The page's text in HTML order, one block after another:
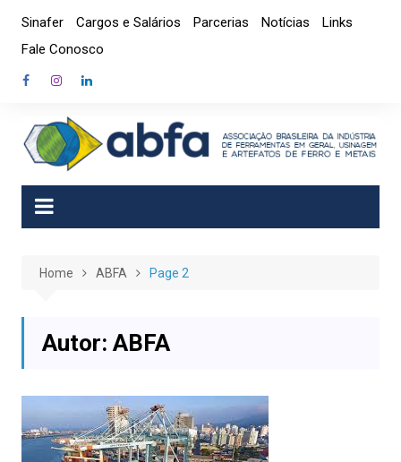
content
Sinafer Cargos e Salários Parcerias Notícias
Links
Fale Conosco
Home ABFA Page 2
Autor:ABFA